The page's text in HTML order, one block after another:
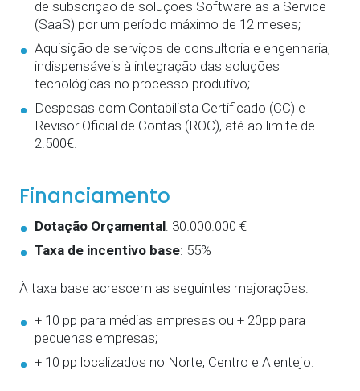
de subscrição de soluções Software as a Service
(SaaS) por um período máximo de 12 meses;
Aquisição de serviços de consultoria e engenharia,
indispensáveis à integração das soluções
tecnológicas no processo produtivo;
Despesas com Contabilista Certificado (CC) e
Revisor Oficial de Contas (ROC), até ao limite de
2.500€.
Financiamento
Dotação Orçamental: 30.000.000 €
Taxa de incentivo base: 55%
À taxa base acrescem as seguintes majorações:
+ 10 pp para médias empresas ou + 20pp para
pequenas empresas;
+ 10 pp localizados no Norte, Centro e Alentejo.